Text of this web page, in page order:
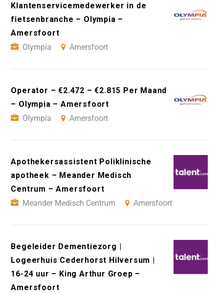
Klantenservicemedewerker in de
fietsenbranche – Olympia –
Amersfoort
Olympia
Amersfoort
Operator – €2.472 – €2.815 Per Maand
– Olympia – Amersfoort
Olympia
Amersfoort
Apothekersassistent Poliklinische
apotheek – Meander Medisch
Centrum – Amersfoort
Meander Medisch Centrum
Amersfoort
Begeleider Dementiezorg |
Logeerhuis Cederhorst Hilversum |
16-24 uur – King Arthur Groep –
Amersfoort